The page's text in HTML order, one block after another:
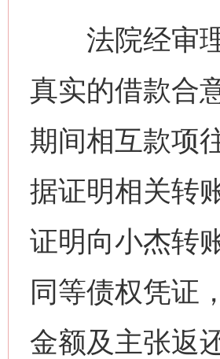
法院经审理
真实的借款合
期间相互款项
据证明相关转
证明向小杰转
同等债权凭证
金额及主张返